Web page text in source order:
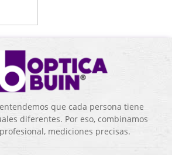
que cada persona tiene
diferentes. Por eso, combinamos
mediciones precisas.